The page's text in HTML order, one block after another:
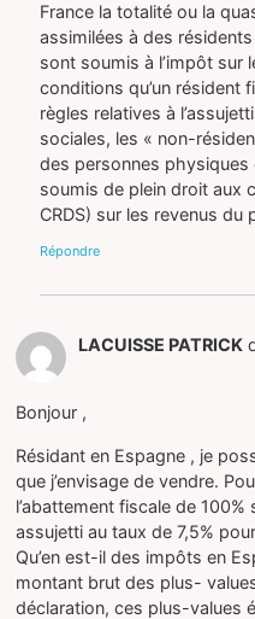
France la totalité ou la
assimilées à des
sont soumis à l’impôt sur
conditions qu’un résident
règles relatives à
sociales, les « non-
des personnes physiques
soumis de plein droit aux
CRDS) sur les revenus du
Répondre
LACUISSE PATRICK
Bonjour ,
Résidant en Espagne , je
que j’envisage de vendre.
l’abattement fiscale de
assujetti au taux de 7,5%
Qu’en est-il des impôts en
montant brut des plus-
déclaration, ces plus-values